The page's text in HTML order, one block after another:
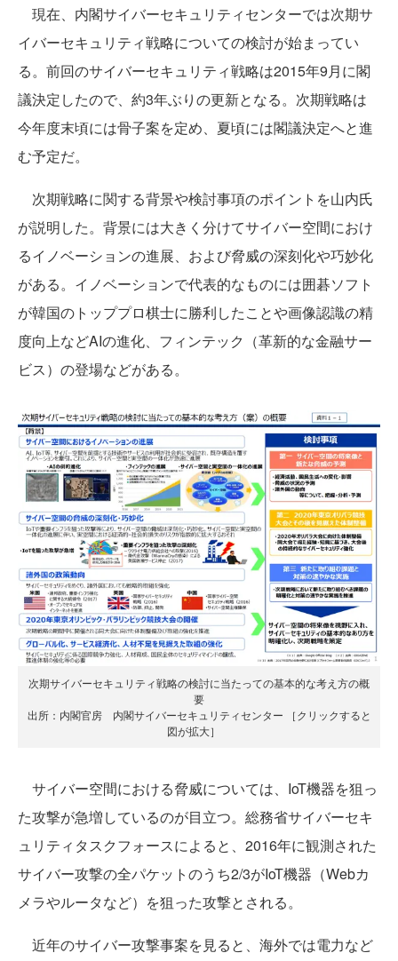
現在、内閣サイバーセキュリティセンターでは次期サ
イバーセキュリティ戦略についての検討が始まってい
る。前回のサイバーセキュリティ戦略は2015年9月に閣
議決定したので、約3年ぶりの更新となる。次期戦略は
今年度末頃には骨子案を定め、夏頃には閣議決定へと進
む予定だ。
次期戦略に関する背景や検討事項のポイントを山内氏
が説明した。背景には大きく分けてサイバー空間におけ
るイノベーションの進展、および脅威の深刻化や巧妙化
がある。イノベーションで代表的なものには囲碁ソフト
が韓国のトッププロ棋士に勝利したことや画像認識の精
度向上などAIの進化、フィンテック（革新的な金融サー
ビス）の登場などがある。
次期サイバーセキュリティ戦略の検討に当たっての基本的な考え方の概
要
出所：内閣官房 内閣サイバーセキュリティセンター ［クリックすると
図が拡大］
サイバー空間における脅威については、IoT機器を狙っ
た攻撃が急増しているのが目立つ。総務省サイバーセキ
ュリティタスクフォースによると、2016年に観測された
サイバー攻撃の全パケットのうち2/3がIoT機器（Webカ
メラやルータなど）を狙った攻撃とされる。
近年のサイバー攻撃事案を見ると、海外では電力など